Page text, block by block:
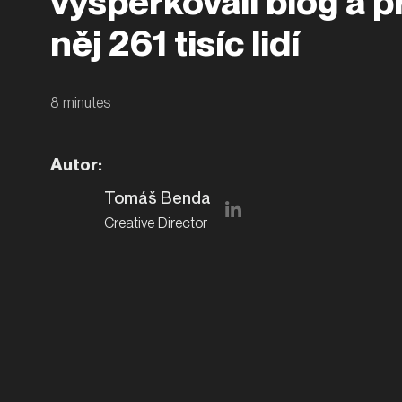
něj 261 tisíc lidí
8 minutes
Autor:
Tomáš Benda
Creative Director